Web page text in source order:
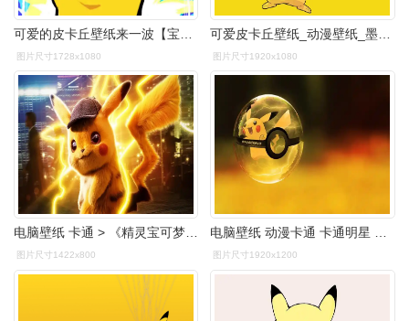
图片尺寸1728x1080 图片尺寸1920x1080
电脑壁纸 卡通 > 《精灵宝可梦》皮卡丘特辑桌面壁纸皮卡丘壁纸《大
图片尺寸1422x800
电脑壁纸 动漫卡通 卡通明星 神奇宝贝皮卡丘
图片尺寸1920x1200